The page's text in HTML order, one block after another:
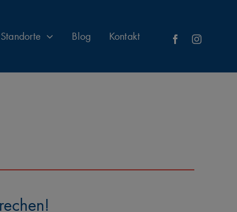
Standorte Blog Kontakt